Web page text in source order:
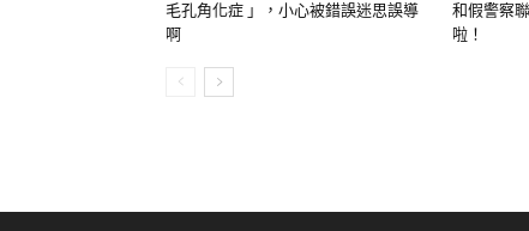
毛孔角化症 」，小心被錯誤迷思誤導
啊
和假警察
啦！